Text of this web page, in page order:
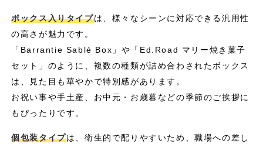
ボックス入りタイプは、様々なシーンに対応できる汎用性
の高さが魅力です。
「Barrantie Sablé Box」や「Ed.Road マリー焼き菓子
セット」のように、複数の種類が詰め合わされたボックス
は、見た目も華やかで特別感があります。
お祝い事や手土産、お中元・お歳暮などの季節のご挨拶に
もぴったりです。
個包装タイプは、衛生的で配りやすいため、職場への差し